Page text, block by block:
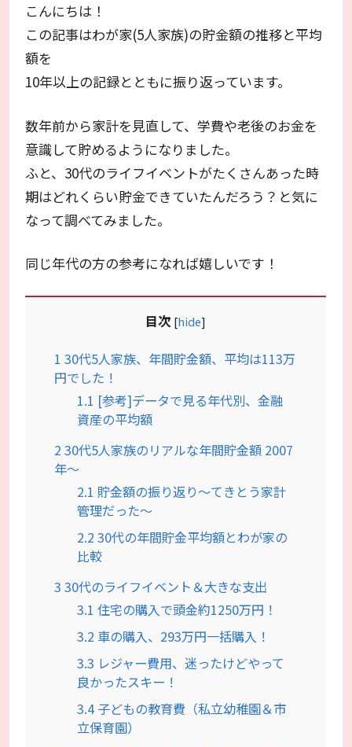
こんにちは！
この記事はわが家(5人家族)の貯金額の推移と平均
額を
10年以上の記録とともに振り返っています。
数年前から家計を見直して、学費や老後のお金を
意識して貯めるようになりました。
ふと、30代のライフイベントがたくさんあった時
期はどれくらい貯金できていたんだろう？と気に
なって調べてみました。
同じ年代の方の参考になれば嬉しいです！
目次 [hide]
1 30代5人家族、年間貯金額、平均は113万
円でした！
1.1 [参考]データで見る年代別、金融
資産の平均額
2 30代5人家族のリアルな年間貯金額 2007
年～
2.1 貯金額の振り返り～てきとう家計
管理だった～
2.2 30代の年間貯金平均額とわが家の
比較
3 30代のライフイベント＆大きな支出
3.1 住宅の購入で頭金約1250万円！
3.2 車の購入、293万円一括購入！
3.3 レジャー費用、迷ったけどやって
良かったスキー！
3.4 子どもの教育費（私立幼稚園＆市
立保育園）